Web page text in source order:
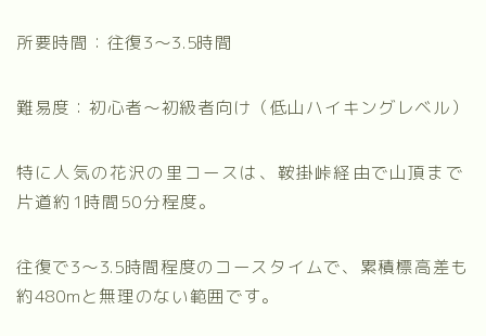
所要時間：往復3〜3.5時間
難易度：初心者〜初級者向け（低山ハイキングレベル）
特に人気の花沢の里コースは、鞍掛峠経由で山頂まで
片道約1時間50分程度。
往復で3〜3.5時間程度のコースタイムで、累積標高差も
約480mと無理のない範囲です。